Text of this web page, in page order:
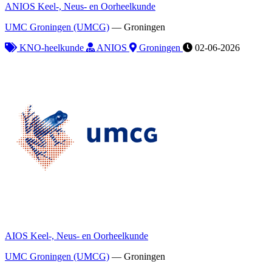
ANIOS Keel-, Neus- en Oorheelkunde
UMC Groningen (UMCG) — Groningen
KNO-heelkunde
ANIOS Groningen 02-06-2026
AIOS Keel-, Neus- en Oorheelkunde
UMC Groningen (UMCG) — Groningen